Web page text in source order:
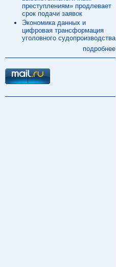
преступлениям» продлевает
срок подачи заявок
Экономика данных и
цифровая трансформация
уголовного судопроизводства
подробнее